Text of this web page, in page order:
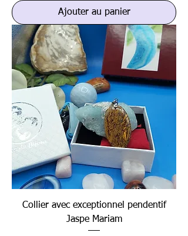
Ajouter au panier
Collier avec exceptionnel pendentif
Jaspe Mariam